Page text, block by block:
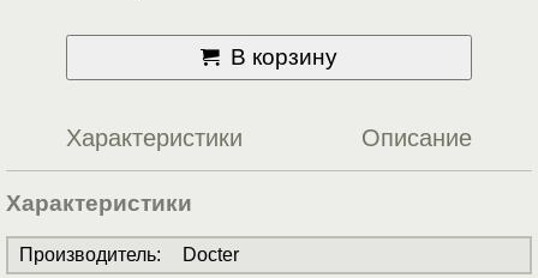
В корзину
Характеристики Описание
Характеристики
Производитель: Docter